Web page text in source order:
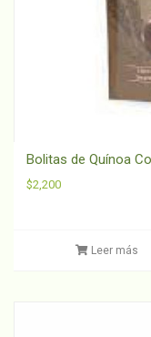
Bolitas de Quínoa
$2,200
Leer más